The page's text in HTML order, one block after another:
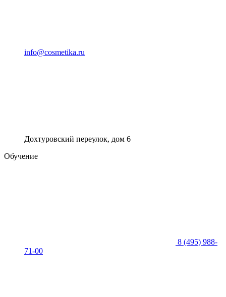
info@cosmetika.ru
Дохтуровский переулок, дом 6
Обучение
8 (495) 988-
71-00